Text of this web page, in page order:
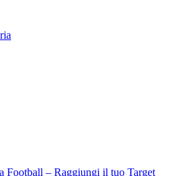
Football – Raggiungi il tuo Target